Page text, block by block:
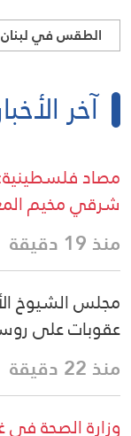
الطقس في لبنان
آخر
مصاد
شرقي مخيم
منذ 19 دقيقة
مجلس الشيوخ
عقوبات على
منذ 22 دقيقة